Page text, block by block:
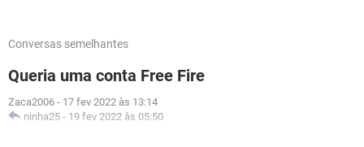
Conversas semelhantes
Queria uma conta Free Fire
Zaca2006 - 17 fev 2022 às 13:14
ninha25 - 19 fev 2022 às 05:50